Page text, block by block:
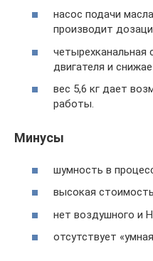
насос подачи
производит
четырехканальная
двигателя и
вес 5,6 кг дает
работы.
Минусы
шумность в
высокая
нет воздушного и
отсутствует